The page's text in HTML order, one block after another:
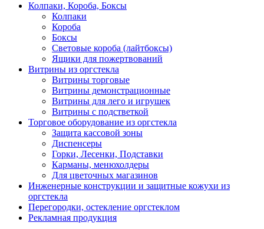
Колпаки, Короба, Боксы
Колпаки
Короба
Боксы
Световые короба (лайтбоксы)
Ящики для пожертвований
Витрины из оргстекла
Витрины торговые
Витрины демонстрационные
Витрины для лего и игрушек
Витрины с подстветкой
Торговое оборудование из оргстекла
Защита кассовой зоны
Диспенсеры
Горки, Лесенки, Подставки
Карманы, менюхолдеры
Для цветочных магазинов
Инженерные конструкции и защитные кожухи из
оргстекла
Перегородки, остекление оргстеклом
Рекламная продукция